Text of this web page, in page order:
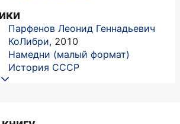
Парфенов Леонид Геннадьевич
КоЛибри, 2010
Намедни (малый формат)
История СССР